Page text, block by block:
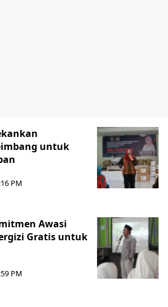
untuk
PM
Awasi
Gratis untuk
PM